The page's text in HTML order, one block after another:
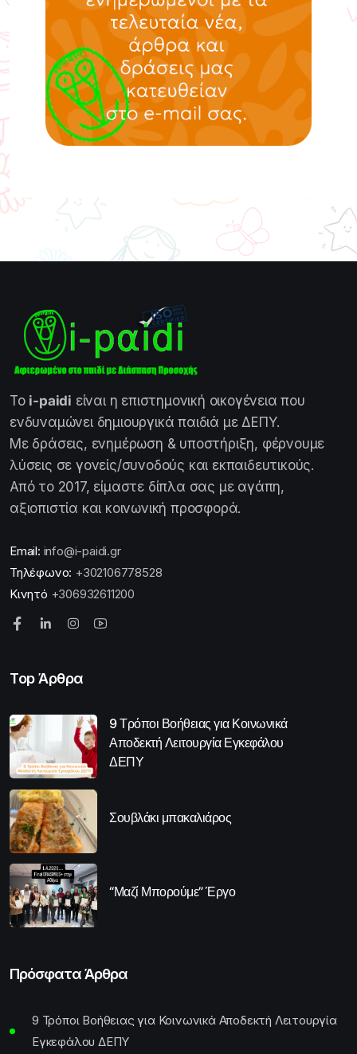
Το i-paidi είναι η επιστημονική οικογένεια που
ενδυναμώνει δημιουργικά παιδιά με ΔΕΠΥ.
Με δράσεις, ενημέρωση & υποστήριξη, φέρνουμε
λύσεις σε γονείς/συνοδούς και εκπαιδευτικούς.
Από το 2017, είμαστε δίπλα σας με αγάπη,
αξιοπιστία και κοινωνική προσφορά.
Email: info@i-paidi.gr
Τηλέφωνο: +302106778528
Κινητό +306932611200
Top Άρθρα
9 Τρόποι Βοήθειας για Κοινωνικά
Αποδεκτή Λειτουργία Εγκεφάλου
ΔΕΠΥ
Σουβλάκι μπακαλιάρος
“Μαζί Μπορούμε” Έργο
Πρόσφατα Άρθρα
9 Τρόποι Βοήθειας για Κοινωνικά Αποδεκτή Λειτουργία
Εγκεφάλου ΔΕΠΥ